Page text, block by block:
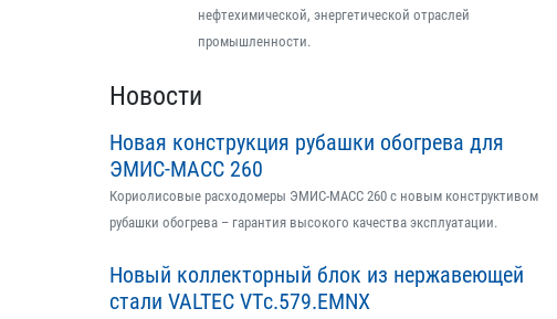
нефтехимической, энергетической отраслей
промышленности.
Новости
Новая конструкция рубашки обогрева для
ЭМИС-МАСС 260
Кориолисовые расходомеры ЭМИС-МАСС 260 с новым конструктивом
рубашки обогрева – гарантия высокого качества эксплуатации.
Новый коллекторный блок из нержавеющей
стали VALTEC VTс.579.EMNX